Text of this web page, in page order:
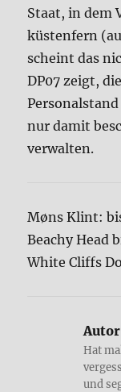
Staat, in dem
küstenfern
scheint das
DP07 zeigt,
nur damit
verwalten.
Møns Klint:
Beachy Head
White Cliffs
Hat
und